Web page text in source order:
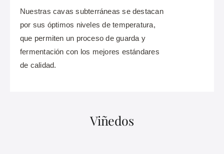
Nuestras cavas subterráneas se destacan
por sus óptimos niveles de temperatura,
que permiten un proceso de guarda y
fermentación con los mejores estándares
de calidad.
Viñedos